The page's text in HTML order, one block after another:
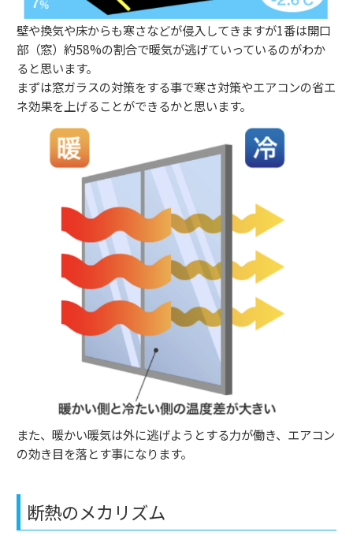
壁や換気や床からも寒さなどが侵入してきますが1番は開口
部（窓）約58%の割合で暖気が逃げていっているのがわか
ると思います。
まずは窓ガラスの対策をする事で寒さ対策やエアコンの省エ
ネ効果を上げることができるかと思います。
また、暖かい暖気は外に逃げようとする力が働き、エアコン
の効き目を落とす事になります。
断熱のメカリズム